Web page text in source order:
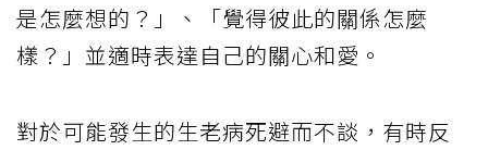
是怎麼想的？」、「覺得彼此的關係怎麼
樣？」並適時表達自己的關心和愛。
對於可能發生的生老病死避而不談，有時反